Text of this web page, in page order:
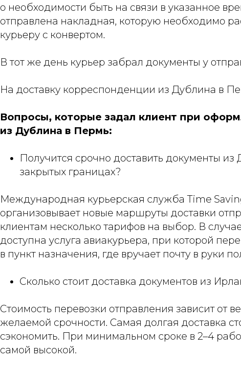
о необходимости быть на связи в указанное
отправлена накладная, которую необходимо
курьеру с конвертом.
В тот же день курьер забрал документы у
На доставку корреспонденции из Дублина в
Вопросы, которые задал клиент при
из Дублина в Пермь:
Получится срочно доставить документы
закрытых границах?
Международная курьерская служба Time
организовывает новые маршруты доставки
клиентам несколько тарифов на выбор. В
доступна услуга авиакурьера, при которой
в пункт назначения, где вручает почту в руки
Сколько стоит доставка документов из
Стоимость перевозки отправления зависит от
желаемой срочности. Самая долгая доставка
сэкономить. При минимальном сроке в 2–4
самой высокой.